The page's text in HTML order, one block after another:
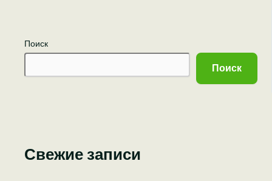
Поиск
Поиск
Свежие записи